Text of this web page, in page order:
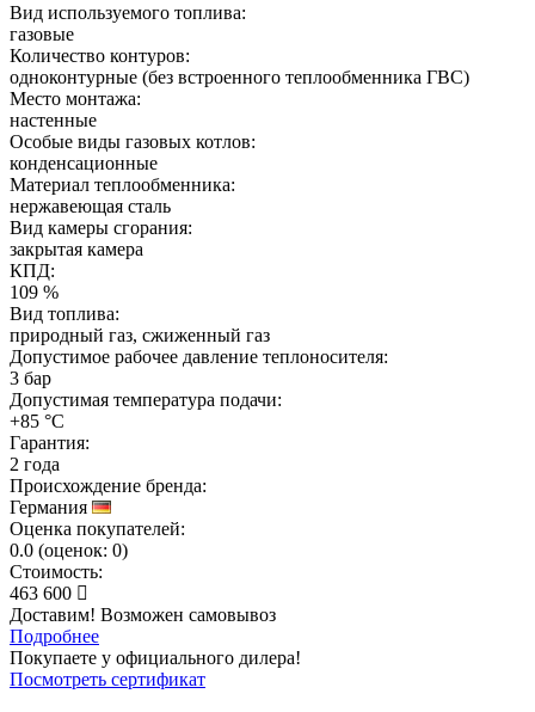
Вид используемого топлива:
газовые
Количество контуров:
одноконтурные (без встроенного теплообменника ГВС)
Место монтажа:
настенные
Особые виды газовых котлов:
конденсационные
Материал теплообменника:
нержавеющая сталь
Вид камеры сгорания:
закрытая камера
КПД:
109 %
Вид топлива:
природный газ, сжиженный газ
Допустимое рабочее давление теплоносителя:
3 бар
Допустимая температура подачи:
+85 °C
Гарантия:
2 года
Происхождение бренда:
Германия
Оценка покупателей:
0.0 (оценок: 0)
Стоимость:
463 600
Доставим! Возможен самовывоз
Подробнее
Покупаете у официального дилера!
Посмотреть сертификат